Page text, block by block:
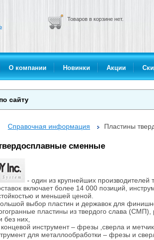
Товаров в корзине нет.
О компании Новинки Акции
Справочная информация Пластины
сменные
- один из крупнейших производителей
включает более 14 000 позиций,
и меньшей ценой.
выбор пластин и державок для
пластины из твердого слава
без них,
инструмент – фрезы ,сверла и
для металлообработки – фрезы и